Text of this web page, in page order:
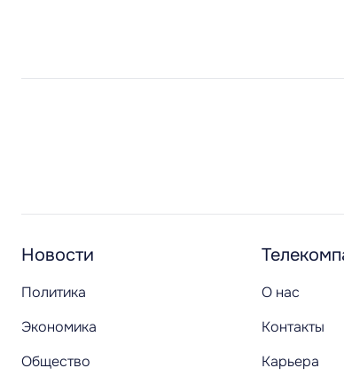
Новости
Политика
Экономика
Общество
О нас
Контакты
Карьера